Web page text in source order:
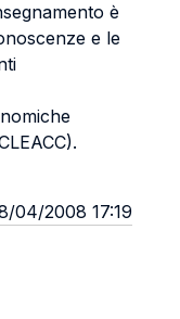
è
e le
04/2008 17:19